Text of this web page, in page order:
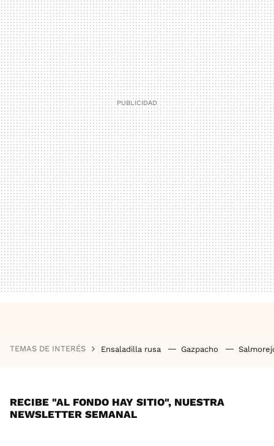
TEMAS DE INTERÉS Ensaladilla rusa Gazpacho
RECIBE "AL FONDO HAY SITIO", NUESTRA
NEWSLETTER SEMANAL